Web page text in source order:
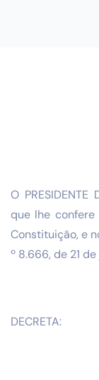
O
que lhe confere
Constituição, e
º 8.666, de 21
DECRETA: